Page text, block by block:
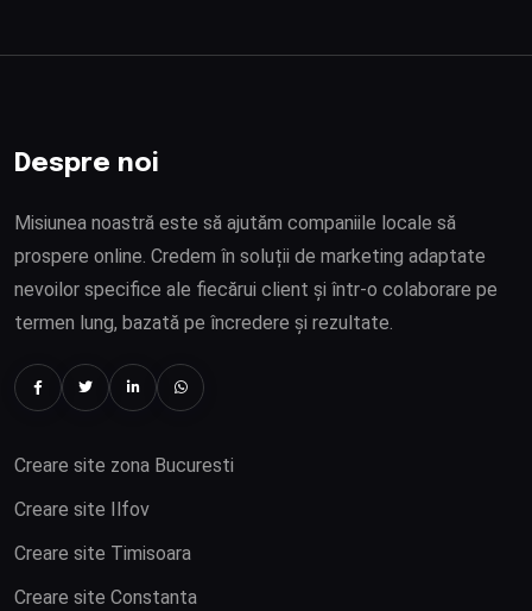
Despre noi
Misiunea noastră este să ajutăm companiile locale să
prospere online. Credem în soluții de marketing adaptate
nevoilor specifice ale fiecărui client și într-o colaborare pe
termen lung, bazată pe încredere și rezultate.
Creare site zona Bucuresti
Creare site Ilfov
Creare site Timisoara
Creare site Constanta